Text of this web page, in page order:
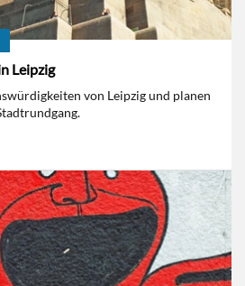
Leipzig
von Leipzig und planen